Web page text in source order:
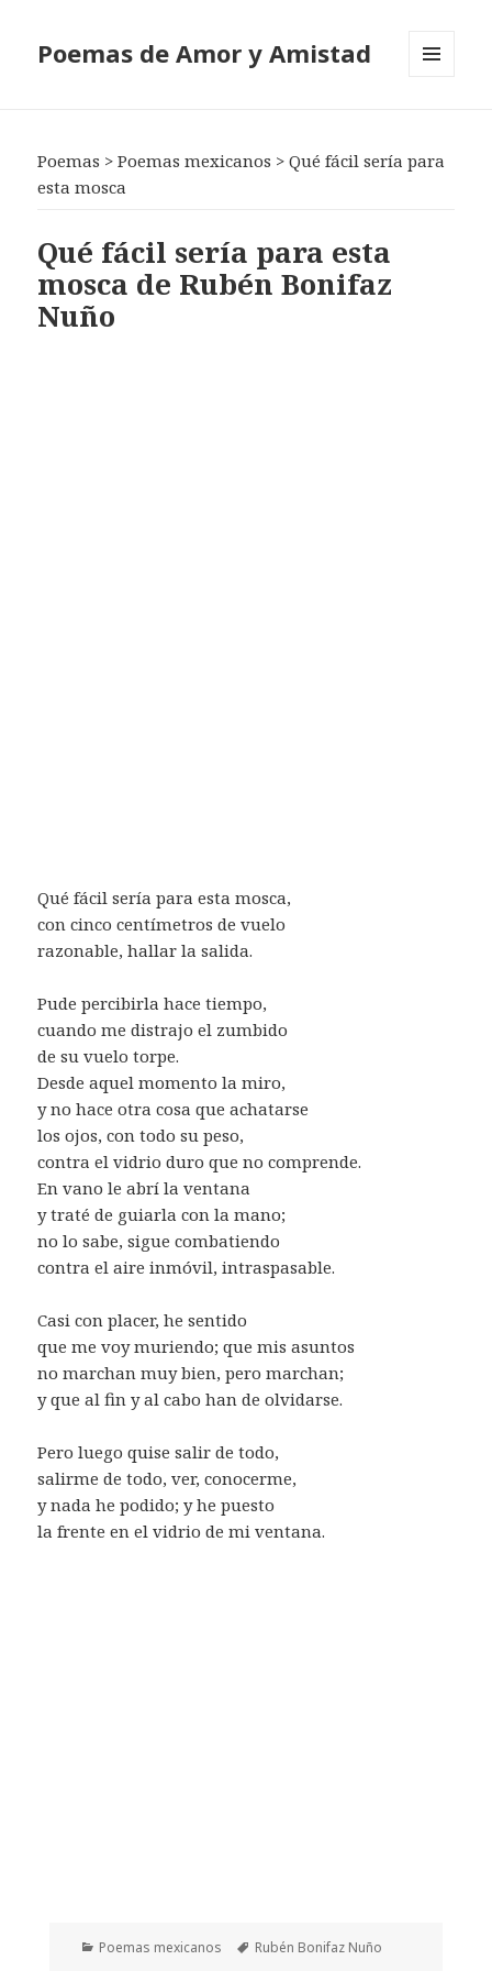
Poemas de Amor y Amistad
Poemas >Poemas mexicanos >Qué fácil sería para
esta mosca
Qué fácil sería para esta
mosca de Rubén Bonifaz
Nuño
Qué fácil sería para esta mosca,
con cinco centímetros de vuelo
razonable, hallar la salida.
Pude percibirla hace tiempo,
cuando me distrajo el zumbido
de su vuelo torpe.
Desde aquel momento la miro,
y no hace otra cosa que achatarse
los ojos, con todo su peso,
contra el vidrio duro que no comprende.
En vano le abrí la ventana
y traté de guiarla con la mano;
no lo sabe, sigue combatiendo
contra el aire inmóvil, intraspasable.
Casi con placer, he sentido
que me voy muriendo; que mis asuntos
no marchan muy bien, pero marchan;
y que al fin y al cabo han de olvidarse.
Pero luego quise salir de todo,
salirme de todo, ver, conocerme,
y nada he podido; y he puesto
la frente en el vidrio de mi ventana.
Categorías
Poemas mexicanos Etiquetas
Rubén Bonifaz Nuño